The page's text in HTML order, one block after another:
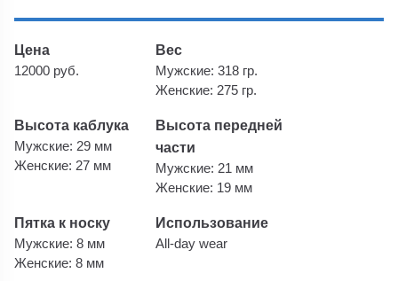
Цена
12000 руб.
Вес
Мужские: 318 гр.
Женские: 275 гр.
Высота каблука
Мужские: 29 мм
Женские: 27 мм
Высота передней
части
Мужские: 21 мм
Женские: 19 мм
Пятка к носку
Мужские: 8 мм
Женские: 8 мм
Использование
All-day wear